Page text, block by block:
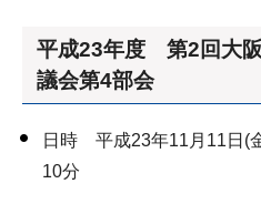
平成23年度 第2回大
議会第4部会
日時 平成23年11月11日(
10分